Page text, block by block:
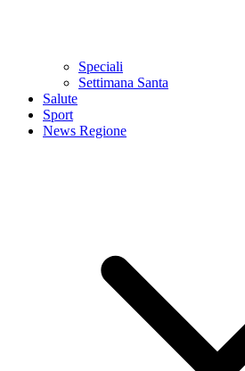
Speciali
Settimana Santa
Salute
Sport
News Regione